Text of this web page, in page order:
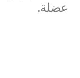
عضلة.